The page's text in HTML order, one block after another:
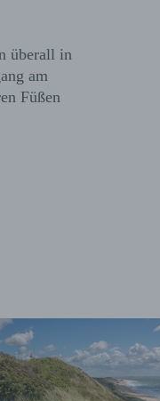
überall in
am
Füßen